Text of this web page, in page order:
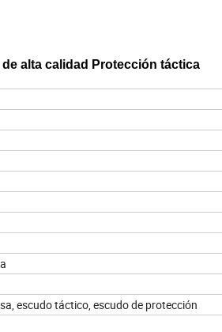
alta calidad Protección táctica
escudo táctico, escudo de protección